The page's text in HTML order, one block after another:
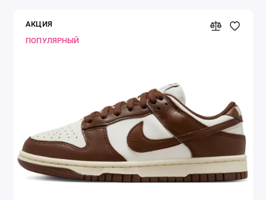
АКЦИЯ
ПОПУЛЯРНЫЙ